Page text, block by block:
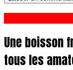
Une boisson
tous les